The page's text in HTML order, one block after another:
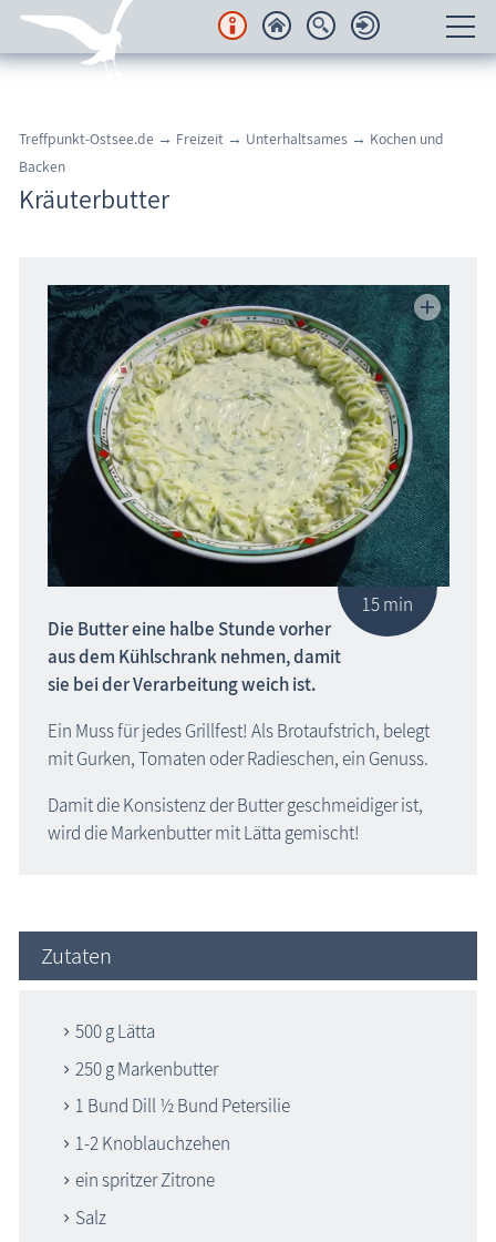
Regionales
Urlaubsorte
Freizeit
Wissenswertes
Veranstaltungen
Blog
Treffpunkt-Ostsee.de → Freizeit → Unterhaltsames → Kochen und
Backen
Kräuterbutter
15 min
Die Butter eine halbe Stunde vorher
aus dem Kühlschrank nehmen, damit
sie bei der Verarbeitung weich ist.
Ein Muss für jedes Grillfest! Als Brotaufstrich, belegt
mit Gurken, Tomaten oder Radieschen, ein Genuss.
Damit die Konsistenz der Butter geschmeidiger ist,
wird die Markenbutter mit Lätta gemischt!
Zutaten
500 g Lätta
250 g Markenbutter
1 Bund Dill ½ Bund Petersilie
1-2 Knoblauchzehen
ein spritzer Zitrone
Salz